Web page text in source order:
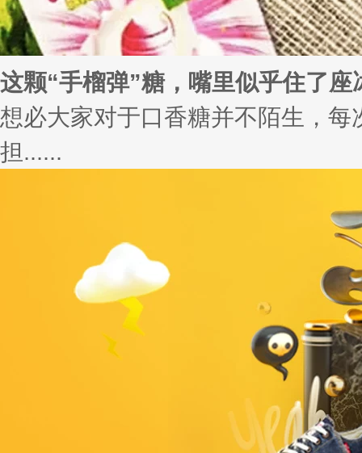
这颗“手榴弹”糖，嘴里似乎住了座
想必大家对于口香糖并不陌生，
担......